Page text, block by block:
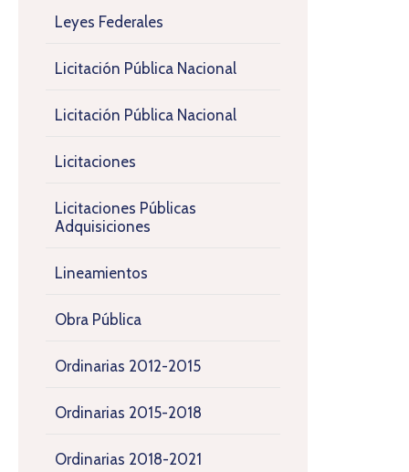
Leyes Federales
Licitación Pública Nacional
Licitación Pública Nacional
Licitaciones
Licitaciones Públicas
Adquisiciones
Lineamientos
Obra Pública
Ordinarias 2012-2015
Ordinarias 2015-2018
Ordinarias 2018-2021